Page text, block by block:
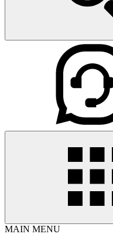
MAIN MENU